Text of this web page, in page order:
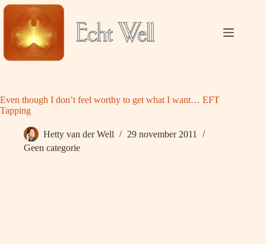
Ga
inhoud
Even though I don’t feel worthy to get what I want… EFT
Tapping
Hetty van der Well
29 november 2011
Geen categorie